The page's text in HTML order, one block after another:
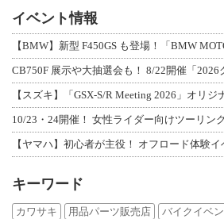
イベント情報
【BMW】新型 F450GS も登場！「BMW
CB750F 展示や大抽選会も！ 8/22開催「
【スズキ】「GSX-S/R Meeting 2026」オリ
10/23・24開催！ 女性ライダー向けツーリン
【ヤマハ】初心者が主役！ オフロード体験
キーワード
カワサキ 用品パーツ販売店 バイクイベン